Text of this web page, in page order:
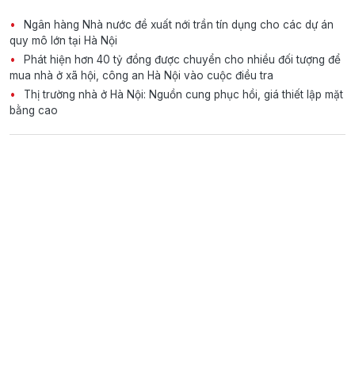
Ngân hàng Nhà nước đề xuất nới trần tín dụng cho các dự án
quy mô lớn tại Hà Nội
Phát hiện hơn 40 tỷ đồng được chuyển cho nhiều đối tượng để
mua nhà ở xã hội, công an Hà Nội vào cuộc điều tra
Thị trường nhà ở Hà Nội: Nguồn cung phục hồi, giá thiết lập mặt
bằng cao